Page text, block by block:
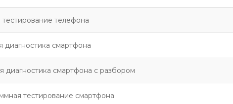
телефона
диагностика смартфона
диагностика смартфона с разбором
тестирование смартфона